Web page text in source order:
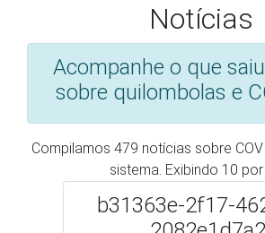
b31363e-2f17-
br/noticia/nid/
consegue-
8929468b-b05e-4ac3-9507-